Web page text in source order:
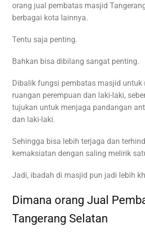
orang jual pembatas masjid
berbagai kota lainnya.
Tentu saja penting.
Bahkan bisa dibilang sangat penting.
Dibalik fungsi pembatas masjid untuk
ruangan perempuan dan laki-laki,
tujukan untuk menjaga pandangan
dan laki-laki.
Sehingga bisa lebih terjaga dan
kemaksiatan dengan saling melirik
Jadi, ibadah di masjid pun jadi lebih
Dimana orang Jual
Tangerang Selatan